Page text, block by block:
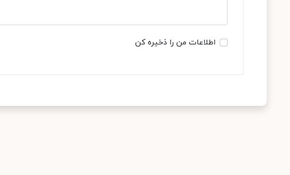
اطلاعات من را ذخیره کن